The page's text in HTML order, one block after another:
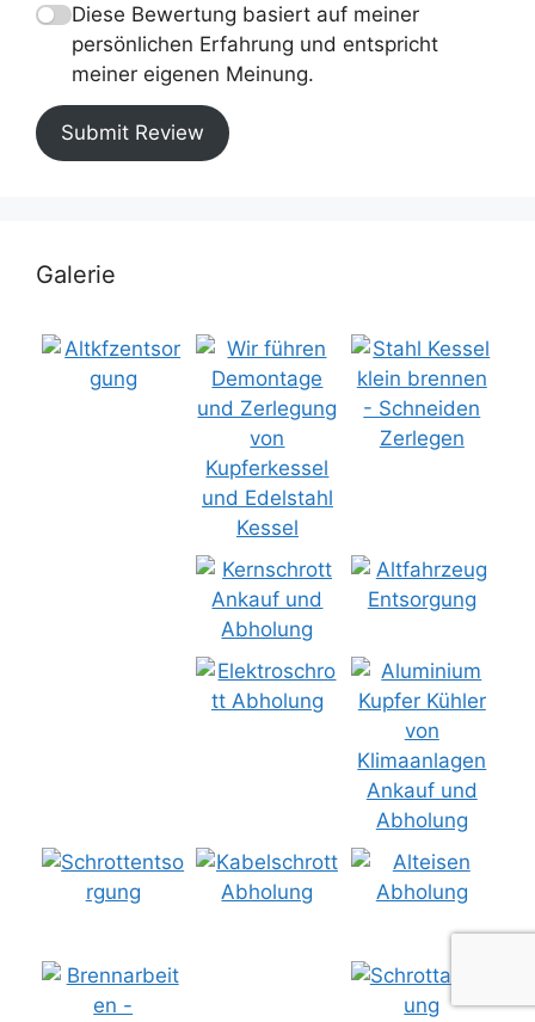
Diese Bewertung basiert auf meiner
persönlichen Erfahrung und entspricht
meiner eigenen Meinung.
Submit Review
Galerie